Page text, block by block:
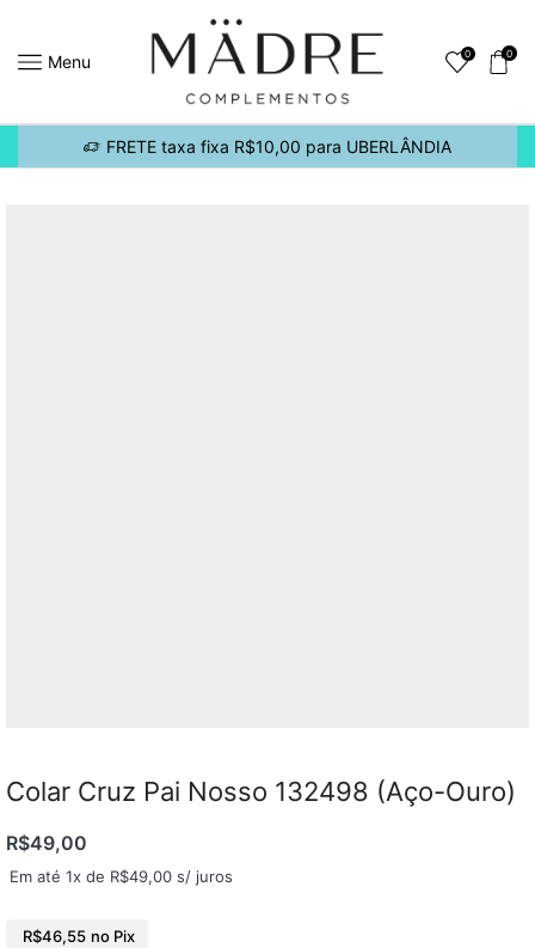
Menu 0 0
FRETE taxa fixa R$10,00 para UBERLÂNDIA
Colar Cruz Pai Nosso 132498 (Aço-Ouro)
R$49,00
Em até 1x de R$49,00 s/ juros
R$46,55 no Pix